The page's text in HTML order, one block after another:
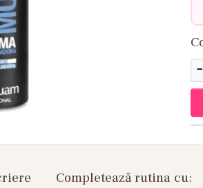
−
Completează rutina cu: